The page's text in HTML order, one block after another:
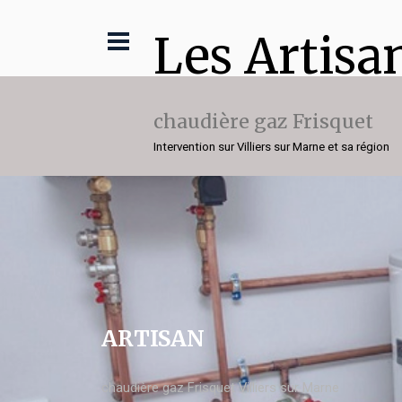
Les
chaudière gaz Frisquet
Intervention sur Villiers sur Marne et sa région
ARTISAN
chaudière gaz Frisquet Villiers sur Marne